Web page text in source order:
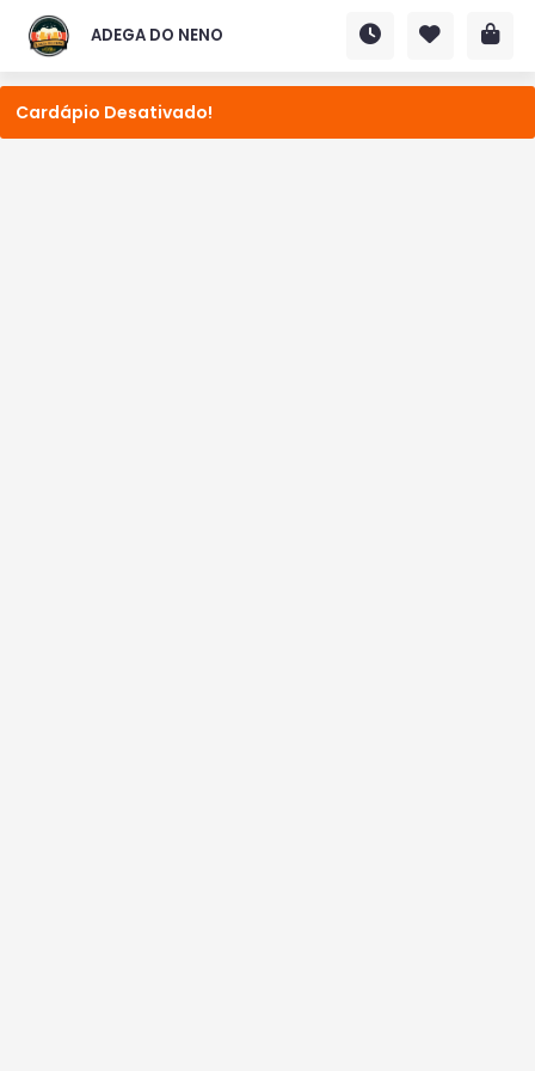
ADEGA DO NENO
Cardápio Desativado!